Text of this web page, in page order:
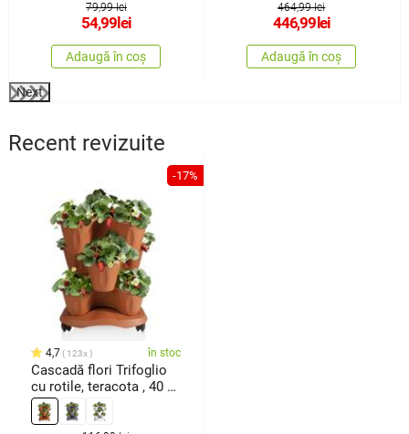
79,99 lei
54,99 lei
Adaugă în coș
464,99 lei
446,99 lei
Adaugă în coș
Next
Recent revizuite
-17%
4,7 123x în stoc
Cascadă flori Trifoglio
cu rotile, teracota , 40 x
51 x 40 cm